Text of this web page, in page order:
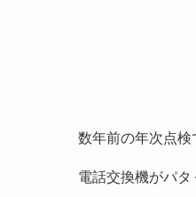
数年前の年次点検
電話交換機がパタ